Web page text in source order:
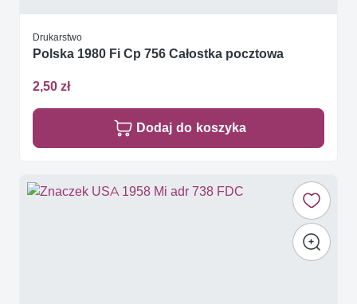
Drukarstwo
Polska 1980 Fi Cp 756 Całostka pocztowa
2,50 zł
Dodaj do koszyka